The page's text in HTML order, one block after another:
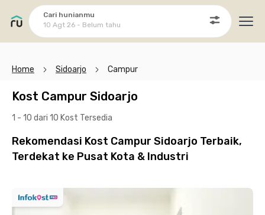
Cari hunianmu
10 Agt 26 - Belum tahu
Home Sidoarjo Campur
Kost Campur Sidoarjo
1 - 10 dari 10 Kost Tersedia
Rekomendasi Kost Campur Sidoarjo Terbaik,
Terdekat ke Pusat Kota & Industri